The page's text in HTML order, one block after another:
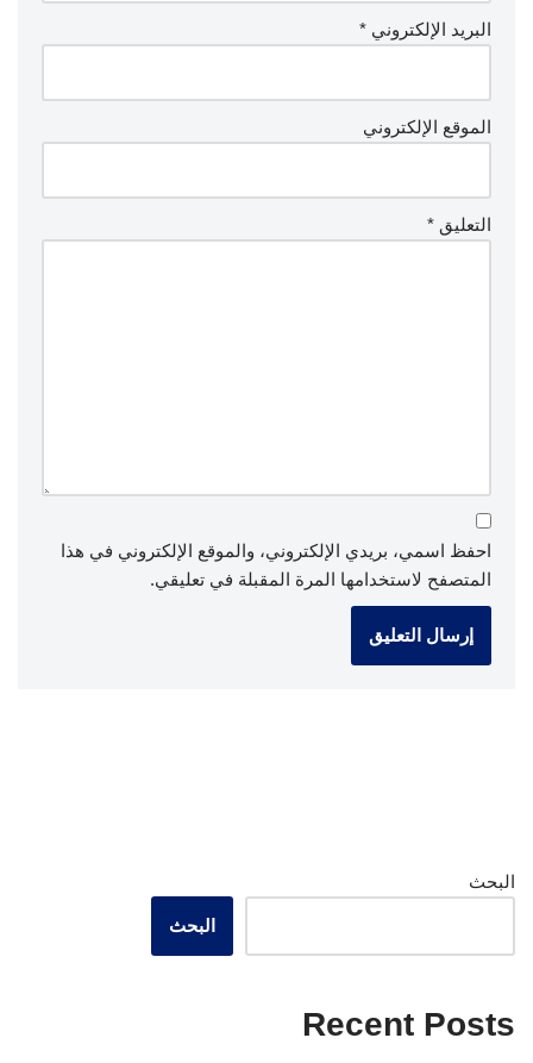
البريد الإلكتروني *
الموقع الإلكتروني
التعليق *
احفظ اسمي، بريدي الإلكتروني، والموقع الإلكتروني في هذا
المتصفح لاستخدامها المرة المقبلة في تعليقي.
البحث
البحث
Recent Posts